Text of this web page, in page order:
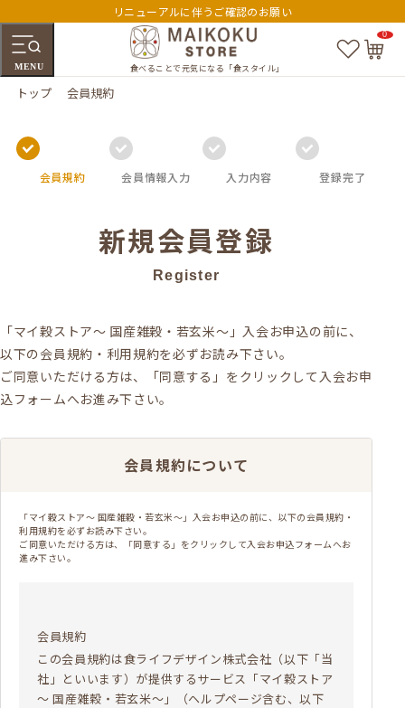
リニューアルに伴うご確認のお願い
MENU 食べることで元気になる「食スタイル」
お
気
カ
0
トップ 会員規約
会員規約 会員情報入力 入力内容 登録完了
新規会員登録
Register
「マイ穀ストア～ 国産雑穀・若玄米～」入会お申込の前に、
以下の会員規約・利用規約を必ずお読み下さい。
ご同意いただける方は、「同意する」をクリックして入会お申
込フォームへお進み下さい。
会員規約について
「マイ穀ストア～ 国産雑穀・若玄米～」入会お申込の前に、以下の会員規約・
利用規約を必ずお読み下さい。
ご同意いただける方は、「同意する」をクリックして入会お申込フォームへお
進み下さい。
会員規約
この会員規約は食ライフデザイン株式会社（以下「当
社」といいます）が提供するサービス「マイ穀ストア
～ 国産雑穀・若玄米～」（ヘルプページ含む、以下